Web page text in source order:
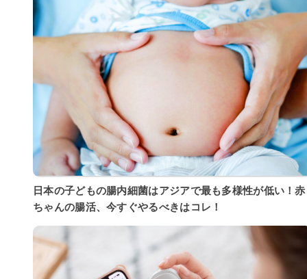
日本の子どもの腸内細菌はアジアで最も多様性が低い！赤
ちゃんの腸活、今すぐやるべきはコレ！